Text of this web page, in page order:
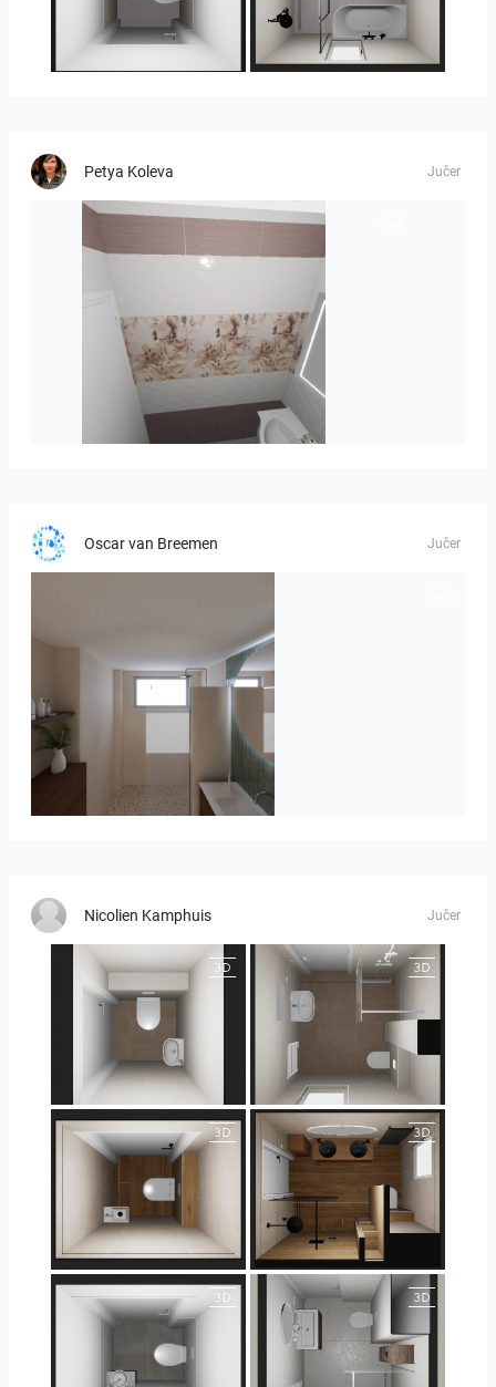
25-5014 bnr. 3.10 25-5014 bnr. 3.10
Petya Koleva Jučer
viola_brown-01
Oscar van Breemen Jučer
Badkamerhuis
Nicolien Kamphuis Jučer
25-5004 bnr. 44 25-5004 bnr. 44
25-5018 bnr. 100 25-5018 bnr. 100